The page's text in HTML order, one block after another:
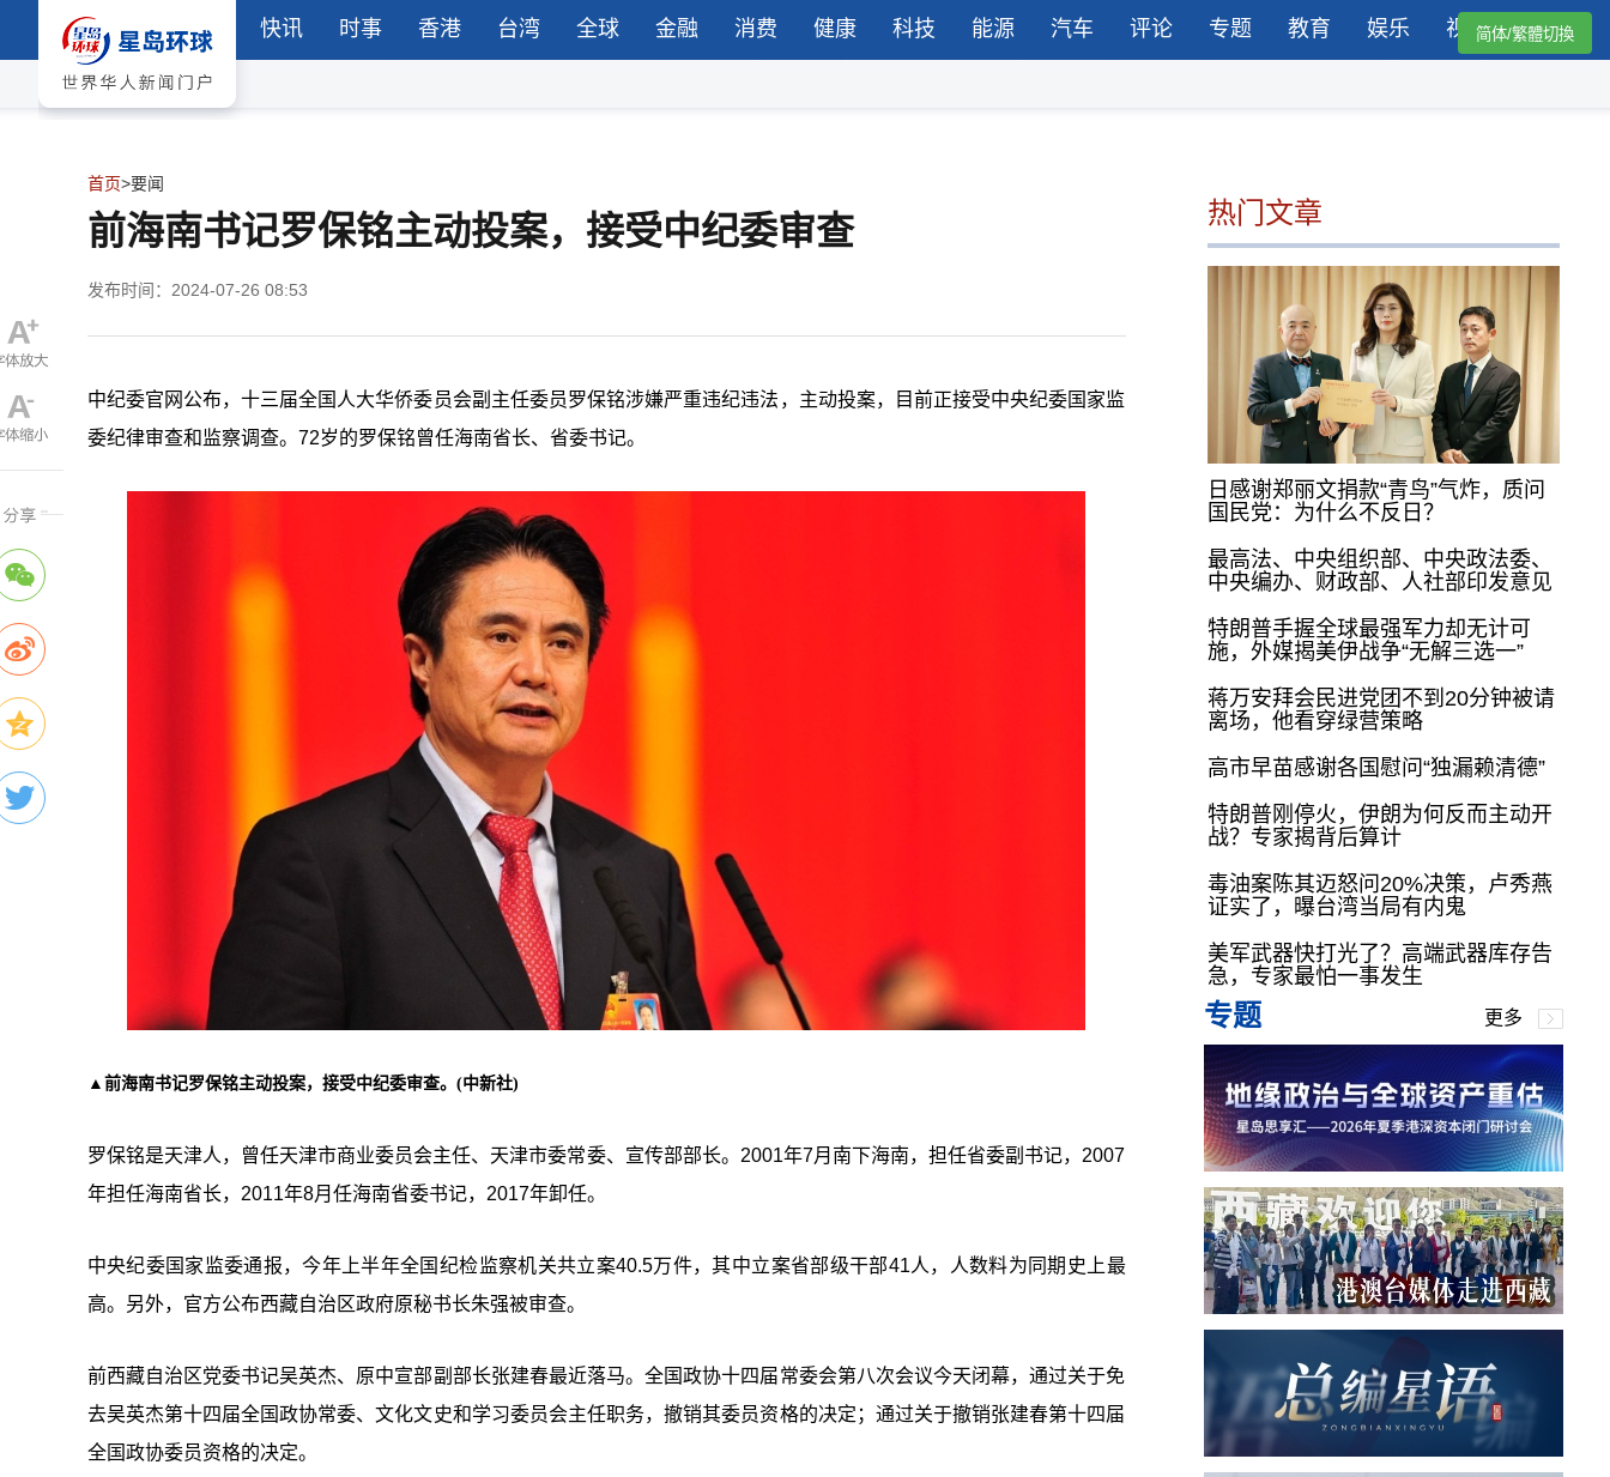
快讯 时事 香港 台湾 全球 金融 消费 健康 科技 能源 汽车 评论 专题 教育 娱乐 视频简体/繁體切換
首页>要闻
前海南书记罗保铭主动投案，接受中纪委审查
发布时间：2024-07-26 08:53
中纪委官网公布，十三届全国人大华侨委员会副主任委员罗保铭涉嫌严重违纪违法，主动投案，目前正接受中央纪委国家监
委纪律审查和监察调查。 72岁的罗保铭曾任海南省长、省委书记。
▲前海南书记罗保铭主动投案，接受中纪委审查。(中新社)
罗保铭是天津人，曾任天津市商业委员会主任、天津市委常委、宣传部部长。2001年7月南下海南，担任省委副书记，2007
年担任海南省长，2011年8月任海南省委书记，2017年卸任。
中央纪委国家监委通报，今年上半年全国纪检监察机关共立案40.5万件，其中立案省部级干部41人，人数料为同期史上最
高。另外，官方公布西藏自治区政府原秘书长朱强被审查。
前西藏自治区党委书记吴英杰、原中宣部副部长张建春最近落马。全国政协十四届常委会第八次会议今天闭幕，通过关于免
去吴英杰第十四届全国政协常委、文化文史和学习委员会主任职务，撤销其委员资格的决定；通过关于撤销张建春第十四届
全国政协委员资格的决定。
热门文章
日感谢郑丽文捐款“青鸟”气炸，质问
国民党：为什么不反日？
最高法、中央组织部、中央政法委、
中央编办、财政部、人社部印发意见
特朗普手握全球最强军力却无计可
施，外媒揭美伊战争“无解三选一”
蒋万安拜会民进党团不到20分钟被请
离场，他看穿绿营策略
高市早苗感谢各国慰问“独漏赖清德”
特朗普刚停火，伊朗为何反而主动开
战？专家揭背后算计
毒油案陈其迈怒问20%决策，卢秀燕
证实了，曝台湾当局有内鬼
美军武器快打光了？高端武器库存告
急，专家最怕一事发生
专题 更多